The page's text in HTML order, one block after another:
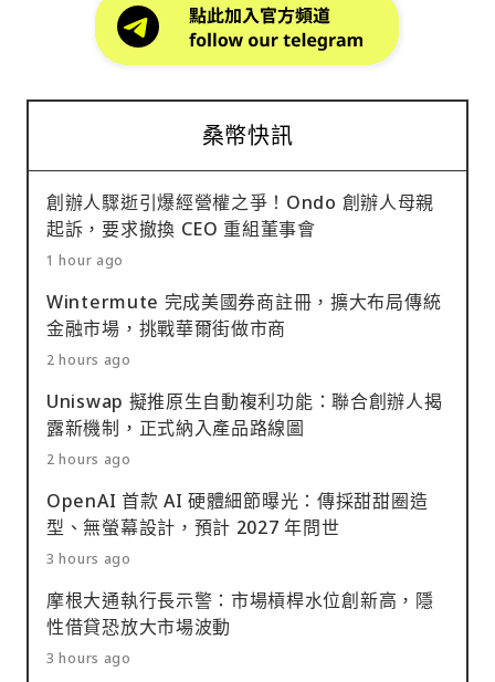
桑幣快訊
創辦人驟逝引爆經營權之爭！Ondo 創辦人母親
起訴，要求撤換 CEO 重組董事會
1 hour ago
Wintermute 完成美國券商註冊，擴大布局傳統
金融市場，挑戰華爾街做市商
2 hours ago
Uniswap 擬推原生自動複利功能：聯合創辦人揭
露新機制，正式納入產品路線圖
2 hours ago
OpenAI 首款 AI 硬體細節曝光：傳採甜甜圈造
型、無螢幕設計，預計 2027 年問世
3 hours ago
摩根大通執行長示警：市場槓桿水位創新高，隱
性借貸恐放大市場波動
3 hours ago